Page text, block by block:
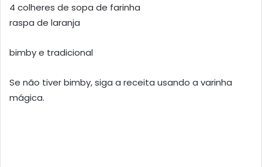
4 colheres de sopa de farinha
raspa de laranja
bimby e tradicional
Se não tiver bimby, siga a receita usando a varinha
mágica.